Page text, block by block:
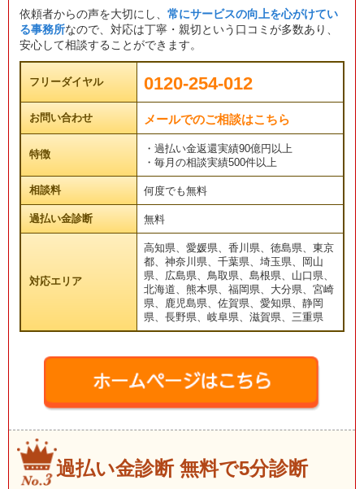
依頼者からの声を大切にし、 常にサービスの向上を心がけてい
る事務所なので、対応は丁寧・親切という口コミが多数あり、
安心して相談することができます。
フリーダイヤル 0120-254-012
お問い合わせ メールでのご相談はこちら
特徴
・過払い金返還実績90億円以上
・毎月の相談実績500件以上
相談料 何度でも無料
過払い金診断 無料
対応エリア
高知県、愛媛県、香川県、徳島県、東京
都、神奈川県、千葉県、埼玉県、岡山
県、広島県、鳥取県、島根県、山口県、
北海道、熊本県、福岡県、大分県、宮崎
県、鹿児島県、佐賀県、愛知県、静岡
県、長野県、岐阜県、滋賀県、三重県
過払い金診断 無料で5分診断